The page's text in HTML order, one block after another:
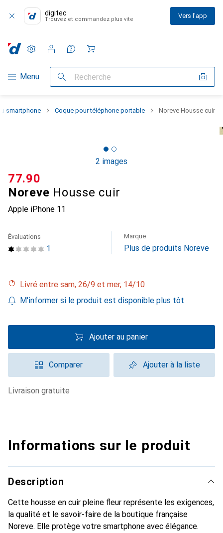
digitec
Trouvez et commandez plus vite Vers l'app
Navigation par catégorie
Menu Recherche
Paramètres
Compte client
Listes de comparaison
Listes d'envies
Panier
smartphone Coque pour téléphone portable Noreve Housse cuir
2 images
Noreve Housse cuir
Apple iPhone 11
CHF
77.90
1
Évaluations Marque
Plus de produits Noreve
Livré entre sam, 26/9 et mer, 14/10
M'informer si le produit est disponible plus tôt
Ajouter au panier
Comparer Ajouter à la liste
livraison gratuite
Informations sur le produit
Description
Cette housse en cuir pleine fleur représente les exigences,
la qualité et le savoir-faire de la boutique française
Noreve. Elle protège votre smartphone avec élégance.